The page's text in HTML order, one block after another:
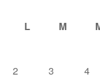
L
M
2
3 4